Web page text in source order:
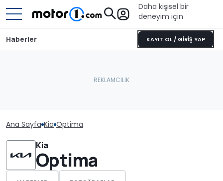
Daha kişisel bir
deneyim için
KAYIT OL / GİRİŞ YAP
Haberler
Ana Sayfa Kia Optima
Kia
Optima